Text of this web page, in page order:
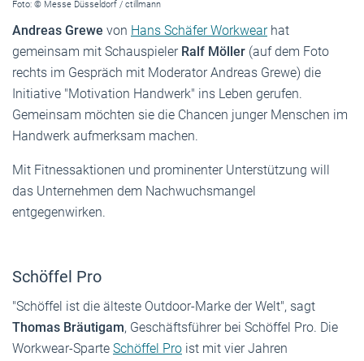
Foto: © Messe Düsseldorf / ctillmann
Andreas Grewe von Hans Schäfer Workwearhat
gemeinsam mit Schauspieler Ralf Möller (auf dem Foto
rechts im Gespräch mit Moderator Andreas Grewe) die
Initiative "Motivation Handwerk" ins Leben gerufen.
Gemeinsam möchten sie die Chancen junger Menschen im
Handwerk aufmerksam machen.
Mit Fitnessaktionen und prominenter Unterstützung will
das Unternehmen dem Nachwuchsmangel
entgegenwirken.
Schöffel Pro
"Schöffel ist die älteste Outdoor-Marke der Welt", sagt
Thomas Bräutigam, Geschäftsführer bei Schöffel Pro. Die
Workwear-Sparte Schöffel Pro ist mit vier Jahren